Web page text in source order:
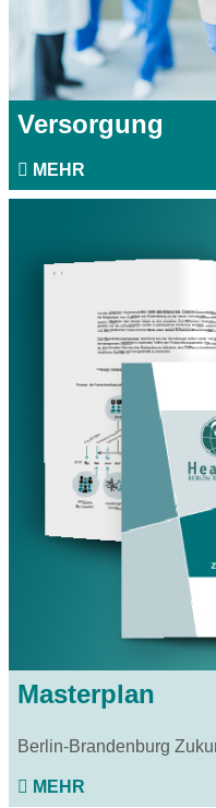
Versorgung
MEHR
Masterplan
Berlin-Brandenburg
MEHR